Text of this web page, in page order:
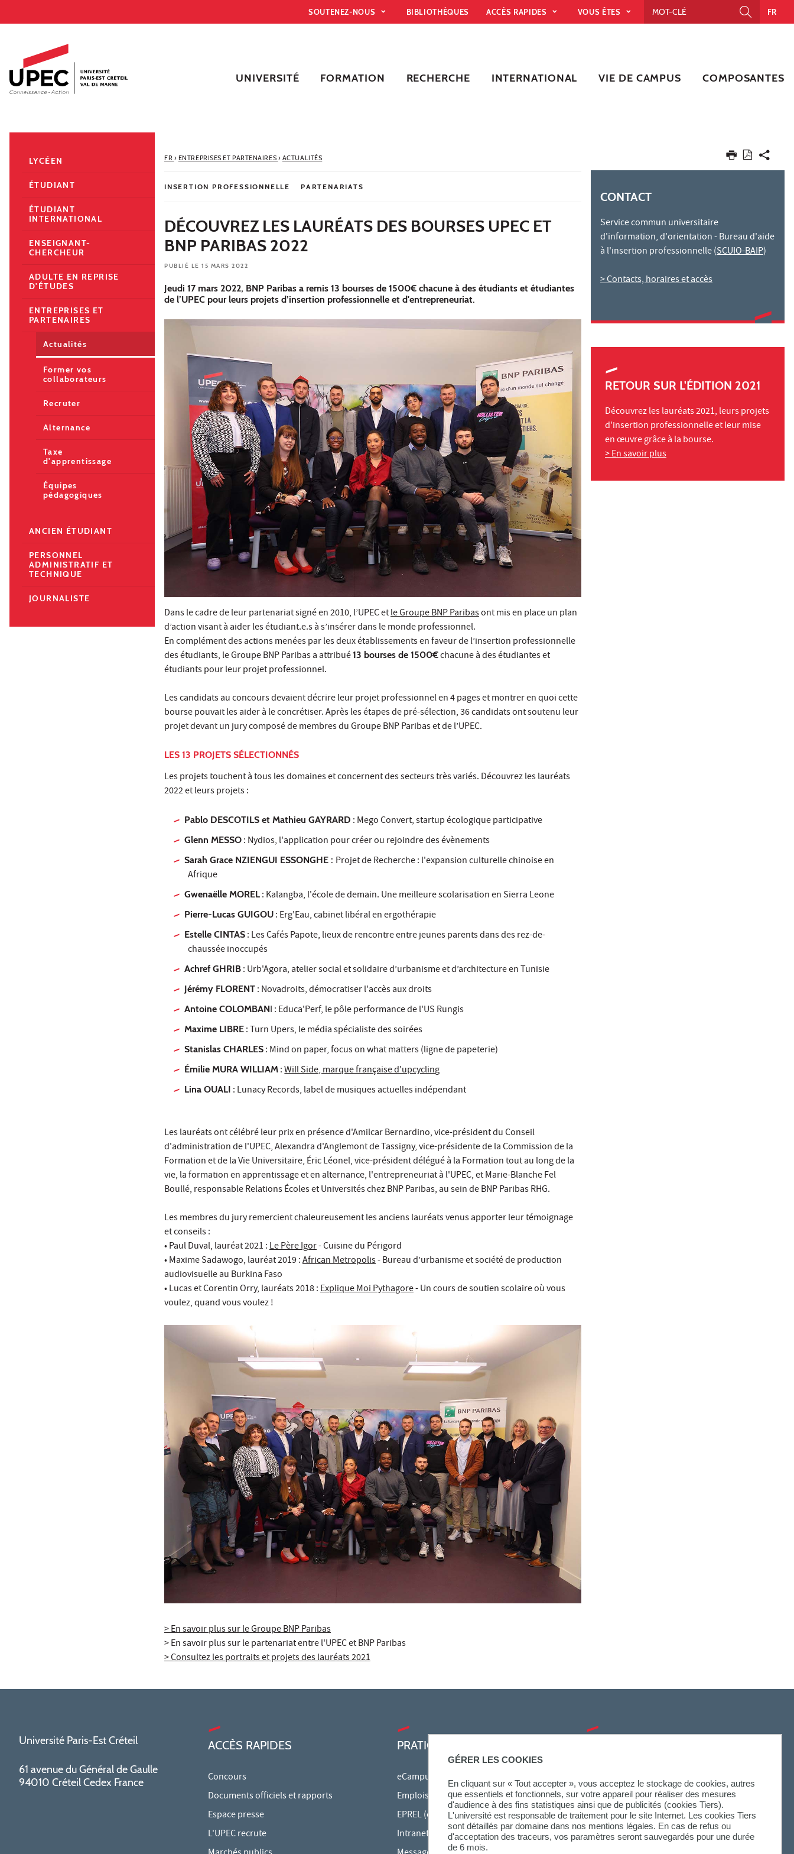
GÉRER LES COOKIES
En cliquant sur « Tout accepter », vous acceptez le stockage de cookies, autres
que essentiels et fonctionnels, sur votre appareil pour réaliser des mesures
d'audience à des fins statistiques ainsi que de publicités (cookies Tiers).
L'université est responsable de traitement pour le site Internet. Les cookies Tiers
sont détaillés par domaine dans nos mentions légales. En cas de refus ou
d'acceptation des traceurs, vos paramètres seront sauvegardés pour une durée
de 6 mois.
Accès directs
Recherche
Navigation secondaire
SOUTENEZ-NOUS BIBLIOTHÈQUES ACCÈS RAPIDES VOUS ÊTES FR
UNIVERSITÉ FORMATION RECHERCHE INTERNATIONAL VIE DE CAMPUS COMPOSANTES
FR › ENTREPRISES ET PARTENAIRES › ACTUALITÉS
INSERTION PROFESSIONNELLE PARTENARIATS
DÉCOUVREZ LES LAURÉATS DES BOURSES UPEC ET
BNP PARIBAS 2022
PUBLIÉ LE 15 MARS 2022
Jeudi 17 mars 2022, BNP Paribas a remis 13 bourses de 1500€ chacune à des étudiants et étudiantes
de l’UPEC pour leurs projets d’insertion professionnelle et d'entrepreneuriat.
Dans le cadre de leurpartenariat signé en 2010, l’UPEC etle Groupe BNP Paribasont mis en place un plan
d’action visant à aider les étudiant.e.s à s’insérer dans le monde professionnel.
En complément des actions menées par les deux établissements en faveur de l’insertion professionnelle
des étudiants, le Groupe BNP Paribas a attribué13 bourses de 1500€chacune à des étudiantes et
étudiants pour leur projet professionnel.
Les candidats au concours devaient décrire leur projet professionnel en 4 pages et montrer en quoi cette
bourse pouvait les aider à le concrétiser. Après les étapes de pré-sélection, 36 candidats ont soutenu leur
projet devant un jury composé de membres du Groupe BNP Paribas et de l’UPEC.
LES 13 PROJETS SÉLECTIONNÉS
Les projets touchent à tous les domaines et concernent des secteurs très variés. Découvrez les lauréats
2022 et leurs projets :
Pablo DESCOTILS et Mathieu GAYRARD : Mego Convert, startup écologique participative
Glenn MESSO : Nydios, l'application pour créer ou rejoindre des évènements
Sarah Grace NZIENGUI ESSONGHE : Projet de Recherche : l'expansion culturelle chinoise en
Afrique
Gwenaëlle MOREL : Kalangba, l'école de demain. Une meilleure scolarisation en Sierra Leone
Pierre-Lucas GUIGOU : Erg'Eau, cabinet libéral en ergothérapie
Estelle CINTAS : Les Cafés Papote, lieux de rencontre entre jeunes parents dans des rez-de-
chaussée inoccupés
Achref GHRIB : Urb'Agora, atelier social et solidaire d’urbanisme et d’architecture en Tunisie
Jérémy FLORENT : Novadroits, démocratiser l'accès aux droits
Antoine COLOMBANI : Educa'Perf, le pôle performance de l'US Rungis
Maxime LIBRE :Turn Upers, le média spécialiste des soirées
Stanislas CHARLES : Mind on paper, focus on what matters (ligne de papeterie)
Émilie MURA WILLIAM :Will Side, marque française d'upcycling
Lina OUALI : Lunacy Records, label de musiques actuelles indépendant
Les lauréats ont célébré leur prix en présence d'Amilcar Bernardino, vice-président du Conseil
d'administration de l'UPEC, Alexandra d'Anglemont de Tassigny, vice-présidente de la Commission de la
Formation et de la Vie Universitaire, Éric Léonel, vice-président délégué à la Formation tout au long de la
vie, la formation en apprentissage et en alternance, l'entrepreneuriat à l'UPEC, et Marie-Blanche Fel
Boullé, responsable Relations Écoles et Universités chez BNP Paribas, au sein de BNP Paribas RHG.
Les membres du jury remercient chaleureusement les anciens lauréats venus apporter leur témoignage
et conseils :
• Paul Duval, lauréat 2021 :Le Père Igor- Cuisine du Périgord
• Maxime Sadawogo, lauréat 2019 :African Metropolis- Bureau d’urbanisme et société de production
audiovisuelle au Burkina Faso
• Lucas et Corentin Orry, lauréats 2018 :Explique Moi Pythagore- Un cours de soutien scolaire où vous
voulez, quand vous voulez !
> En savoir plus sur le Groupe BNP Paribas
> En savoir plus sur le partenariat entre l'UPEC et BNP Paribas
> Consultez les portraits et projets des lauréats 2021
CONTACT
Service commun universitaire
d'information, d'orientation - Bureau d'aide
à l'insertion professionnelle (SCUIO-BAIP)
> Contacts, horaires et accès
RETOUR SUR L'ÉDITION 2021
Découvrez les lauréats 2021, leurs projets
d'insertion professionnelle et leur mise
en œuvre grâce à la bourse.
> En savoir plus
LYCÉEN
ÉTUDIANT
ÉTUDIANT
INTERNATIONAL
ENSEIGNANT-
CHERCHEUR
ADULTE EN REPRISE
D'ÉTUDES
ENTREPRISES ET
PARTENAIRES
Actualités
Former vos
collaborateurs
Recruter
Alternance
Taxe
d'apprentissage
Équipes
pédagogiques
ANCIEN ÉTUDIANT
PERSONNEL
ADMINISTRATIF ET
TECHNIQUE
JOURNALISTE
Université Paris-Est Créteil
61 avenue du Général de Gaulle
94010 Créteil Cedex France
ACCÈS RAPIDES
Concours
Documents officiels et rapports
Espace presse
L'UPEC recrute
PRATIQUE
eCampus
Emplois du temps en ligne
EPREL (cours en ligne)
Intranet des personnels